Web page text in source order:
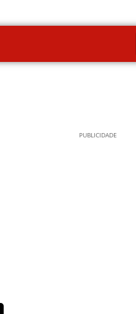
PUBLICIDADE